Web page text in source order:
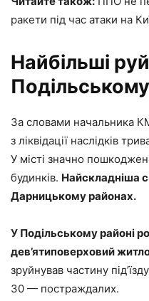
ракети під час атаки на
Найбільші
За словами начальника
з ліквідації наслідків
У місті значно
будинків. Найскладніша
Дарницькому районах.
У Подільському районі
дев’ятиповерховий
зруйнував частину
30 — постраждалих.